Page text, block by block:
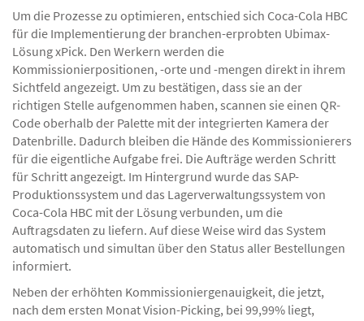
Um die Prozesse zu optimieren, entschied sich Coca-Cola HBC
für die Implementierung der branchen-erprobten Ubimax-
Lösung xPick. Den Werkern werden die
Kommissionierpositionen, -orte und -mengen direkt in ihrem
Sichtfeld angezeigt. Um zu bestätigen, dass sie an der
richtigen Stelle aufgenommen haben, scannen sie einen QR-
Code oberhalb der Palette mit der integrierten Kamera der
Datenbrille. Dadurch bleiben die Hände des Kommissionierers
für die eigentliche Aufgabe frei. Die Aufträge werden Schritt
für Schritt angezeigt. Im Hintergrund wurde das SAP-
Produktionssystem und das Lagerverwaltungssystem von
Coca-Cola HBC mit der Lösung verbunden, um die
Auftragsdaten zu liefern. Auf diese Weise wird das System
automatisch und simultan über den Status aller Bestellungen
informiert.
Neben der erhöhten Kommissioniergenauigkeit, die jetzt,
nach dem ersten Monat Vision-Picking, bei 99,99% liegt,